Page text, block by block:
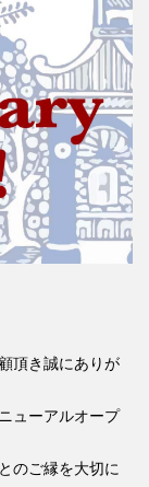
頂き誠にありが
ューアルオープ
のご縁を大切に